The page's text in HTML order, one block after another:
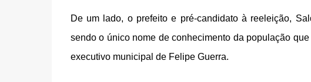
De um lado, o prefeito e pré-candidato à reeleição,
sendo o único nome de conhecimento da população
executivo municipal de Felipe Guerra.